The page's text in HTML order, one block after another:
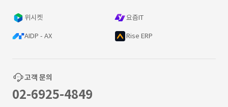
위시켓 요즘IT
AIDP - AX Rise ERP
고객 문의
02-6925-4849